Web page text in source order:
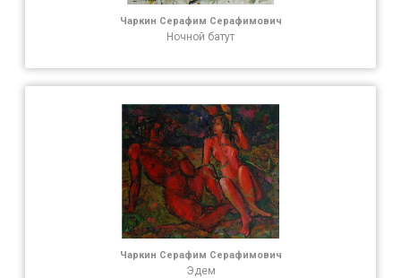
Чаркин Серафим Серафимович
Ночной батут
Чаркин Серафим Серафимович
Эдем